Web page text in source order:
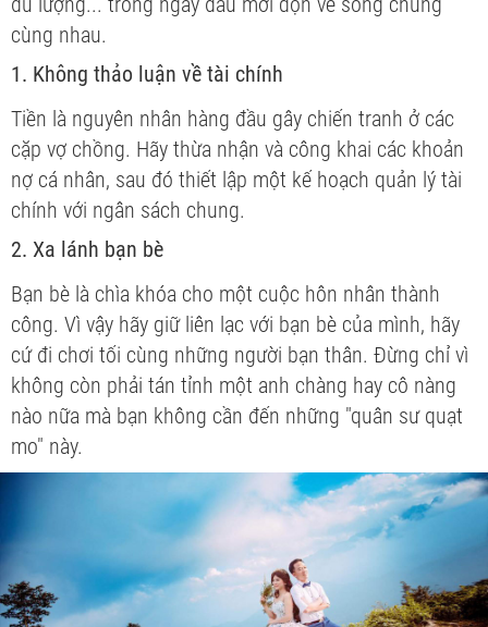
cùng nhau.
1. Không thảo luận về tài chính
Tiền là nguyên nhân hàng đầu gây chiến tranh ở các
cặp vợ chồng. Hãy thừa nhận và công khai các khoản
nợ cá nhân, sau đó thiết lập một kế hoạch quản lý tài
chính với ngân sách chung.
2. Xa lánh bạn bè
Bạn bè là chìa khóa cho một cuộc hôn nhân thành
công. Vì vậy hãy giữ liên lạc với bạn bè của mình, hãy
cứ đi chơi tối cùng những người bạn thân. Đừng chỉ vì
không còn phải tán tỉnh một anh chàng hay cô nàng
nào nữa mà bạn không cần đến những "quân sư quạt
mo" này.